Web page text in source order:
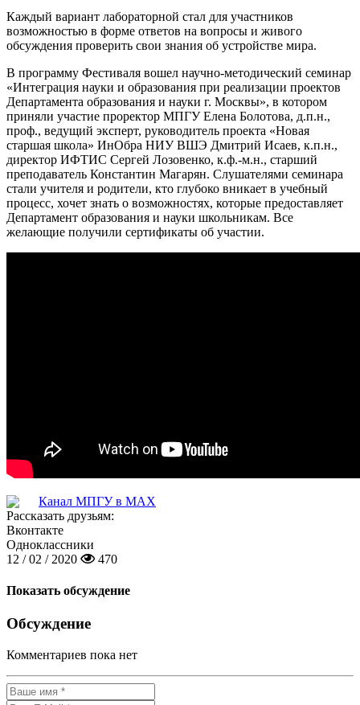
Каждый вариант лабораторной стал для участников
возможностью в форме ответов на вопросы и живого
обсуждения проверить свои знания об устройстве мира.
В программу Фестиваля вошел научно-методический семинар
«Интеграция науки и образования при реализации проектов
Департамента образования и науки г. Москвы», в котором
приняли участие проректор МПГУ Елена Болотова, д.п.н.,
проф., ведущий эксперт, руководитель проекта «Новая
старшая школа» ИнОбра НИУ ВШЭ Дмитрий Исаев, к.п.н.,
директор ИФТИС Сергей Лозовенко, к.ф.-м.н., старший
преподаватель Константин Магарян. Слушателями семинара
стали учителя и родители, кто глубоко вникает в учебный
процесс, хочет знать о возможностях, которые предоставляет
Департамент образования и науки школьникам. Все
желающие получили сертификаты об участии.
Канал МПГУ в MAX
Рассказать друзьям:
Вконтакте
Одноклассники
12 / 02 / 2020
470
Показать обсуждение
Обсуждение
Комментариев пока нет